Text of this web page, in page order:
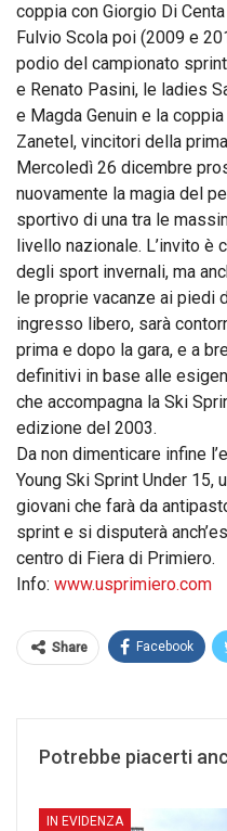
coppia con Giorgio Di
Fulvio Scola poi (2009 e
podio del campionato
e Renato Pasini, le ladies
e Magda Genuin e la
Zanetel, vincitori della
Mercoledì 26 dicembre
nuovamente la magia del
sportivo di una tra le
livello nazionale. L’invito è
degli sport invernali, ma
le proprie vacanze ai piedi
ingresso libero, sarà
prima e dopo la gara, e a
definitivi in base alle
che accompagna la Ski
edizione del 2003.
Da non dimenticare infine
Young Ski Sprint Under 15,
giovani che farà da
sprint e si disputerà
centro di Fiera di Primiero.
Info: www.usprimiero.com
Share Facebook
Potrebbe piacerti
IN EVIDENZA